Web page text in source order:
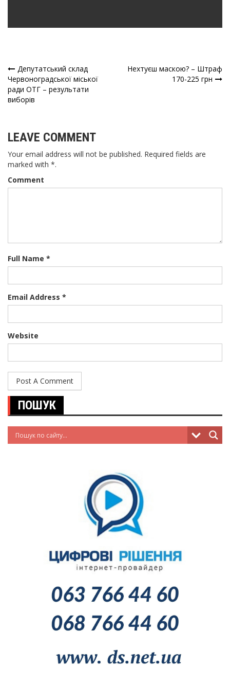
Навігація
записів
Депутатський склад
Червоноградської міської
ради ОТГ – результати
виборів
Нехтуєш маскою? – Штраф
170-225 грн
LEAVE COMMENT
Your email address will not be published. Required fields are
marked with *.
Comment
Full Name *
Email Address *
Website
ПОШУК